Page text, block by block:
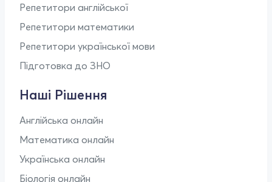
Репетитори англійської
Репетитори математики
Репетитори української мови
Підготовка до ЗНО
Наші Рішення
Англійська онлайн
Математика онлайн
Українська онлайн
Біологія онлайн